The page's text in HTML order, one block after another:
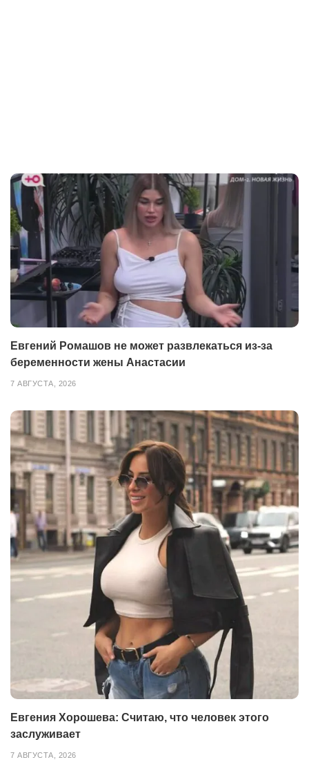
Евгений Ромашов не может развлекаться из-за
беременности жены Анастасии
7 АВГУСТА, 2026
Евгения Хорошева: Считаю, что человек этого
заслуживает
7 АВГУСТА, 2026